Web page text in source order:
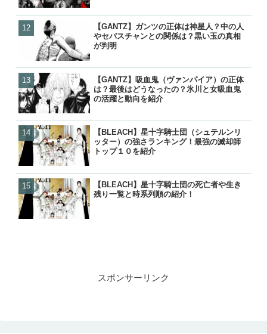
【GANTZ】ガンツの正体は神星人？中の人
やセバスチャンとの関係は？黒い玉の真相
が判明
【GANTZ】吸血鬼（ヴァンパイア）の正体
は？最後はどうなったの？氷川と女吸血鬼
の活躍と動向を紹介
【BLEACH】星十字騎士団（シュテルンリ
ッター）の強さランキング！最強の滅却師
トップ１０を紹介
【BLEACH】星十字騎士団の死亡者や生き
残り一覧と時系列順の紹介！
【GANTZ】ガンツの正体は
やセバスチャンとの関係は
【GANTZ】吸血鬼（ヴァン
は？最後はどうなったの？
【BLEACH】星十字騎士団
残り一覧と時系列順の紹介
【BLEACH】星十字騎士団
ッター）の強さランキング
【ぬらりひょんの孫】リク
ら）って結婚したの？キス
【炎炎ノ消防隊】森羅の母
（マリクサカベ）の正体は
【GANTZ】ガンツの正体は
やセバスチャンとの関係は
【BLEACH】星十字騎士団
残り一覧と時系列順の紹介
【鬼滅の刃】炭治郎や生存
の後は？何をしてるの？
【NARUTO】尾獣の能力・
後・死亡を一覧で紹介！
【GANTZ】ガンツの死亡・
覧！カタストロフィで生き
【GANTZ】レイカの最後と
クローンとはどうなったの
スポンサーリンク